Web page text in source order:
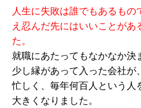
人生に失敗は誰でもあるも
え忍んだ先にはいいことが
た。
就職にあたってもなかなか決
少し縁があって入った会社が
忙しく、毎年何百人という人
大きくなりました。